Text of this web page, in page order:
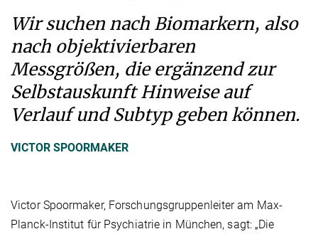
Wir suchen nach Biomarkern, also
nach objektivierbaren
Messgrößen, die ergänzend zur
Selbstauskunft Hinweise auf
Verlauf und Subtyp geben können.
VICTOR SPOORMAKER
Victor Spoormaker, Forschungsgruppenleiter am Max-
Planck-Institut für Psychiatrie in München, sagt: „Die